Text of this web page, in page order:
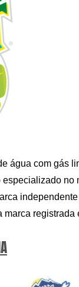
água com gás
registrada